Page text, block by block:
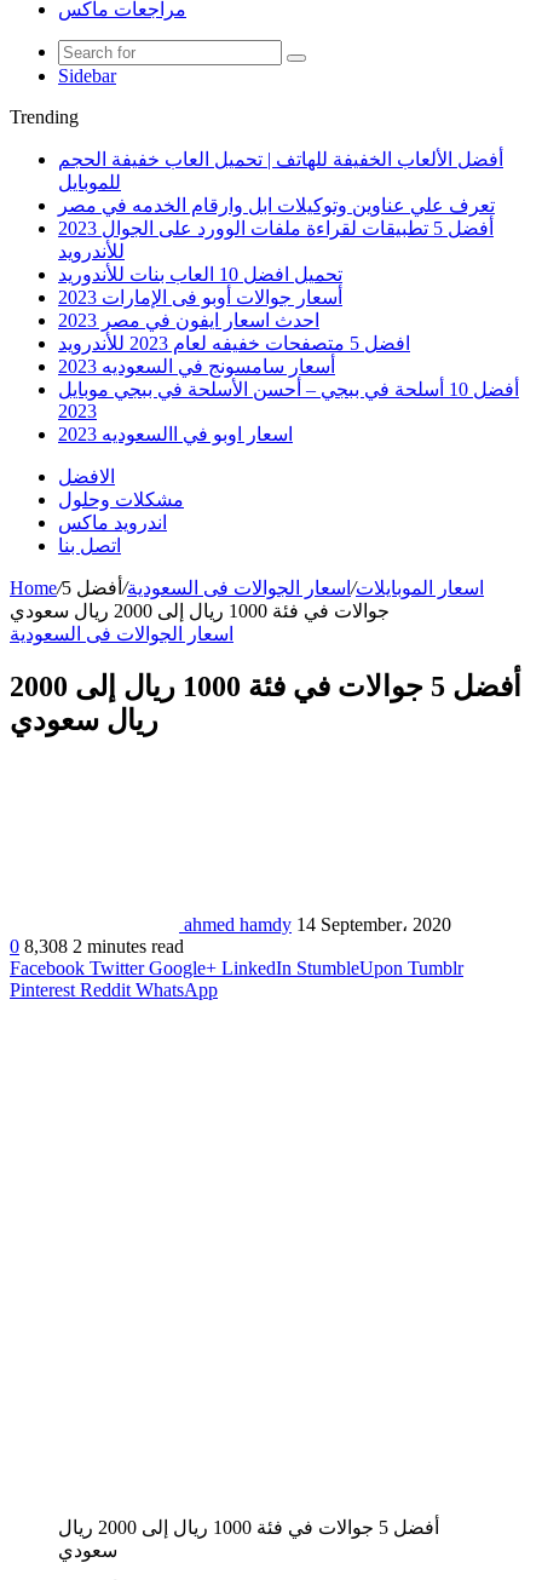
مراجعات ماكس
Sidebar
Trending
أفضل الألعاب الخفيفة للهاتف | تحميل العاب خفيفة الحجم
للموبايل
تعرف علي عناوين وتوكيلات ابل وارقام الخدمه في مصر
أفضل 5 تطبيقات لقراءة ملفات الوورد على الجوال 2023
للأندرويد
تحميل افضل 10 العاب بنات للأندوريد
أسعار جوالات أوبو فى الإمارات 2023
احدث اسعار ايفون في مصر 2023
افضل 5 متصفحات خفيفه لعام 2023 للأندرويد
أسعار سامسونج في السعوديه 2023
أفضل 10 أسلحة في ببجي – أحسن الأسلحة في ببجي موبايل
2023
اسعار اوبو في االسعوديه 2023
الافضل
مشكلات وحلول
اندرويد ماكس
اتصل بنا
Home/ اسعار الموبايلات/ اسعار الجوالات فى السعودية/
أفضل 5
جوالات في فئة 1000 ريال إلى 2000 ريال سعودي
اسعار الجوالات فى السعودية
أفضل 5 جوالات في فئة 1000 ريال إلى 2000
ريال سعودي
ahmed hamdy 14 September، 2020
0 8,308 2 minutes read
Facebook Twitter Google+ LinkedIn StumbleUpon Tumblr
Pinterest Reddit WhatsApp
أفضل 5 جوالات في فئة 1000 ريال إلى 2000 ريال
سعودي